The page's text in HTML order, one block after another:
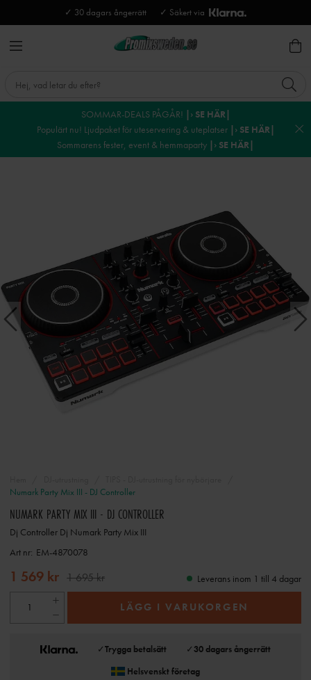
✓ 30 dagars ångerrätt ✓ Säkert via
SOMMAR-DEALS PÅGÅR! |› SE HÄR|
Populärt nu! Ljudpaket för uteservering & uteplatser |› SE HÄR|
Sommarens fester, event & hemmaparty |› SE HÄR|
Numark Party Mix III - DJ Controller
NUMARK PARTY MIX III - DJ CONTROLLER
Dj Controller Dj Numark Party Mix III
Art nr: EM-4870078
1 569 kr 1 695 kr Leverans inom 1 till 4 dagar
LÄGG I VARUKORGEN
✓Trygga betalsätt ✓30 dagars ångerrätt
Helsvenskt företag